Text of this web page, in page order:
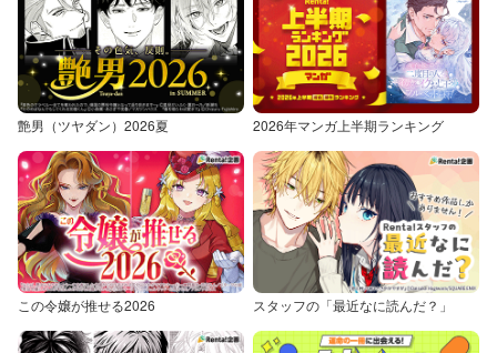
艶男（ツヤダン）2026夏 2026年マンガ上半期ランキング
この令嬢が推せる2026 スタッフの「最近なに読んだ？」